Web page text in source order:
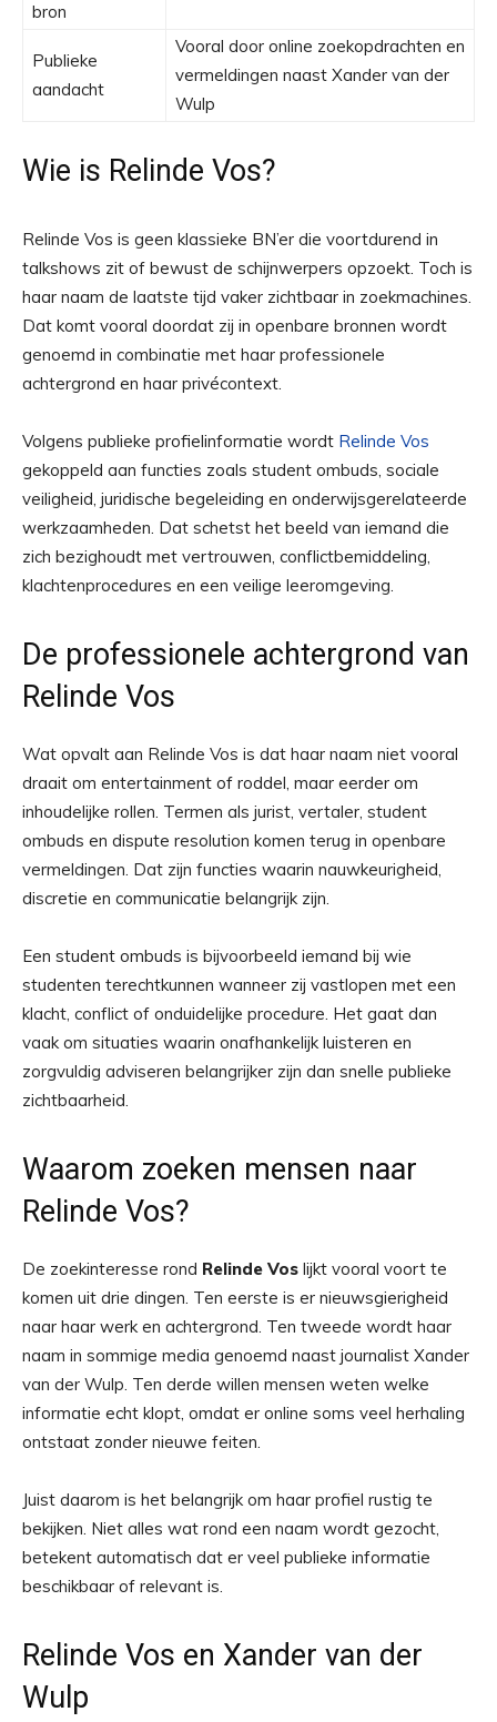
bron
Publieke
aandacht
Vooral door online zoekopdrachten en
vermeldingen naast Xander van der
Wulp
Wie is Relinde Vos?
Relinde Vos is geen klassieke BN’er die voortdurend in
talkshows zit of bewust de schijnwerpers opzoekt. Toch is
haar naam de laatste tijd vaker zichtbaar in zoekmachines.
Dat komt vooral doordat zij in openbare bronnen wordt
genoemd in combinatie met haar professionele
achtergrond en haar privécontext.
Volgens publieke profielinformatie wordt Relinde Vos
gekoppeld aan functies zoals student ombuds, sociale
veiligheid, juridische begeleiding en onderwijsgerelateerde
werkzaamheden. Dat schetst het beeld van iemand die
zich bezighoudt met vertrouwen, conflictbemiddeling,
klachtenprocedures en een veilige leeromgeving.
De professionele achtergrond van
Relinde Vos
Wat opvalt aan Relinde Vos is dat haar naam niet vooral
draait om entertainment of roddel, maar eerder om
inhoudelijke rollen. Termen als jurist, vertaler, student
ombuds en dispute resolution komen terug in openbare
vermeldingen. Dat zijn functies waarin nauwkeurigheid,
discretie en communicatie belangrijk zijn.
Een student ombuds is bijvoorbeeld iemand bij wie
studenten terechtkunnen wanneer zij vastlopen met een
klacht, conflict of onduidelijke procedure. Het gaat dan
vaak om situaties waarin onafhankelijk luisteren en
zorgvuldig adviseren belangrijker zijn dan snelle publieke
zichtbaarheid.
Waarom zoeken mensen naar
Relinde Vos?
De zoekinteresse rond Relinde Vos lijkt vooral voort te
komen uit drie dingen. Ten eerste is er nieuwsgierigheid
naar haar werk en achtergrond. Ten tweede wordt haar
naam in sommige media genoemd naast journalist Xander
van der Wulp. Ten derde willen mensen weten welke
informatie echt klopt, omdat er online soms veel herhaling
ontstaat zonder nieuwe feiten.
Juist daarom is het belangrijk om haar profiel rustig te
bekijken. Niet alles wat rond een naam wordt gezocht,
betekent automatisch dat er veel publieke informatie
beschikbaar of relevant is.
Relinde Vos en Xander van der
Wulp